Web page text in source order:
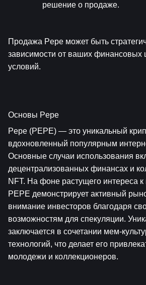
решение о продаже.
Продажа Pepe может быть
зависимости от ваших финансовых
условий.
Основы Pepe
Pepe (PEPE) — это уникальный
вдохновленный популярным
Основные случаи использования
децентрализованных финансах и
NFT. На фоне растущего интереса
PEPE демонстрирует активный
внимание инвесторов благодаря
возможностям для спекуляции.
заключается в сочетании мем-
технологий, что делает его
молодежи и коллекционеров.